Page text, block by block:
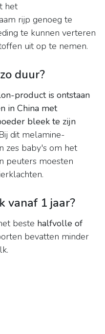
het
rijp genoeg te
te kunnen verteren
uit op te nemen.
duur?
product is ontstaan
in China met
bleek te zijn
dit melamine-
zes baby's om het
peuters moesten
vanaf 1 jaar?
beste halfvolle of
bevatten minder